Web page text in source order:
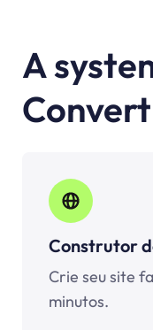
A
Construtor
Crie seu site
minutos.